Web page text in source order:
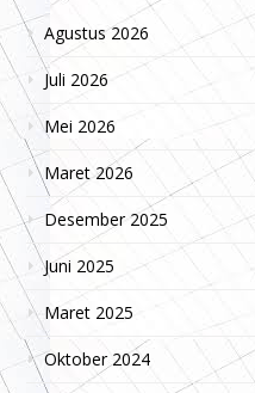
Agustus 2026
Juli 2026
Mei 2026
Maret 2026
Desember 2025
Juni 2025
Maret 2025
Oktober 2024